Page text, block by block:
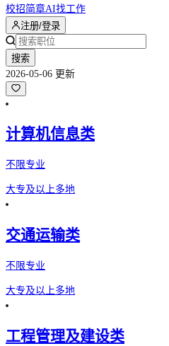
校招简章AI找工作
注册/登录
搜索
2026-05-06 更新
计算机信息类
不限专业
大专及以上多地
交通运输类
不限专业
大专及以上多地
工程管理及建设类